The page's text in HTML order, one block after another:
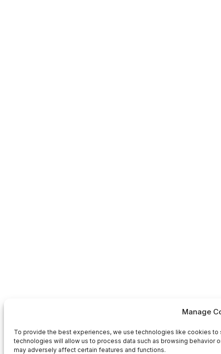
Manage
To provide the best experiences, we use technologies like cookies
technologies will allow us to process data such as browsing behavior
may adversely affect certain features and functions.